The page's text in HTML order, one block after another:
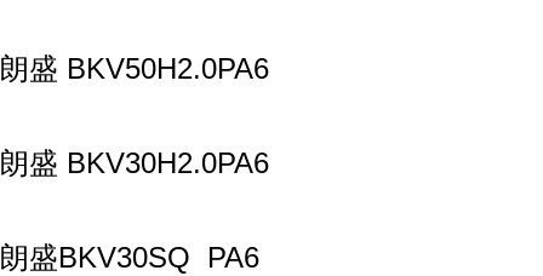
朗盛 BKV50H2.0PA6
朗盛 BKV30H2.0PA6
朗盛BKV30SQ PA6